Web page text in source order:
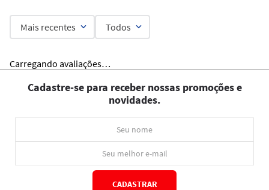
Mais recentes Todos
Carregando avaliações…
Cadastre-se para receber nossas promoções e
novidades.
CADASTRAR